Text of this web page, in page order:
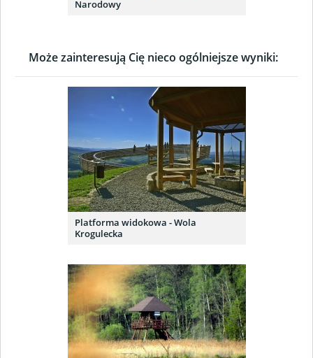
Narodowy
Może zainteresują Cię nieco ogólniejsze wyniki:
Platforma widokowa - Wola
Krogulecka